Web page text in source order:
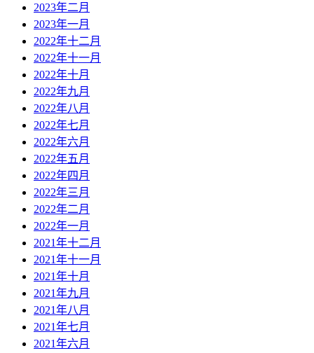
2023年二月
2023年一月
2022年十二月
2022年十一月
2022年十月
2022年九月
2022年八月
2022年七月
2022年六月
2022年五月
2022年四月
2022年三月
2022年二月
2022年一月
2021年十二月
2021年十一月
2021年十月
2021年九月
2021年八月
2021年七月
2021年六月